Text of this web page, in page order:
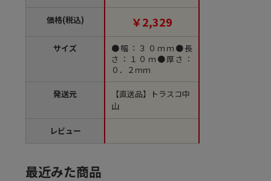
価格(税込)
サイズ
発送元
レビュー
脂フイルム（ご注文単
位1巻）【直送品】
￥2,329
●幅：３０ｍｍ●長
さ：１０ｍ●厚さ：
０．２ｍｍ
【直送品】トラスコ中
山
最近みた商品